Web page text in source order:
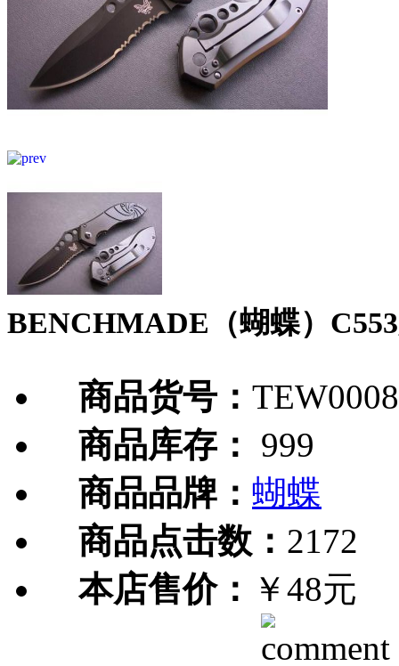
BENCHMADE（蝴蝶）
商品货号：
商品库存：
999
商品品牌： 蝴蝶
商品点击数： 2172
本店售价： ￥48元